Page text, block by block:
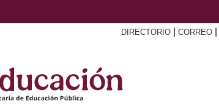
DIRECTORIO CORREO